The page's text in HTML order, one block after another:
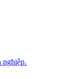
nghiệp.